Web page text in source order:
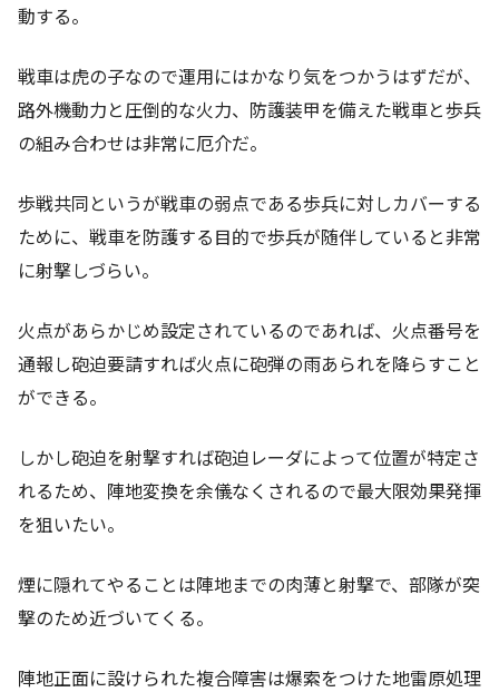
動する。
戦車は虎の子なので運用にはかなり気をつかうはずだが、
路外機動力と圧倒的な火力、防護装甲を備えた戦車と歩兵
の組み合わせは非常に厄介だ。
歩戦共同というが戦車の弱点である歩兵に対しカバーする
ために、戦車を防護する目的で歩兵が随伴していると非常
に射撃しづらい。
火点があらかじめ設定されているのであれば、火点番号を
通報し砲迫要請すれば火点に砲弾の雨あられを降らすこと
ができる。
しかし砲迫を射撃すれば砲迫レーダによって位置が特定さ
れるため、陣地変換を余儀なくされるので最大限効果発揮
を狙いたい。
煙に隠れてやることは陣地までの肉薄と射撃で、部隊が突
撃のため近づいてくる。
陣地正面に設けられた複合障害は爆索をつけた地雷原処理